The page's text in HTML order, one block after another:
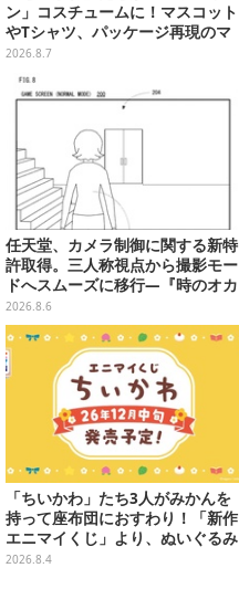
ン」コスチュームに！マスコット
やTシャツ、パッケージ再現のマ
グネットなど全5アイテム
2026.8.7
任天堂、カメラ制御に関する新特
許取得。三人称視点から撮影モー
ドへスムーズに移行―『時のオカ
リナ』リメイク版との関連を推測
する声も
2026.8.6
「ちいかわ」たち3人がみかんを
持って座布団におすわり！「新作
エニマイくじ」より、ぬいぐるみ
画像が初公開
2026.8.4